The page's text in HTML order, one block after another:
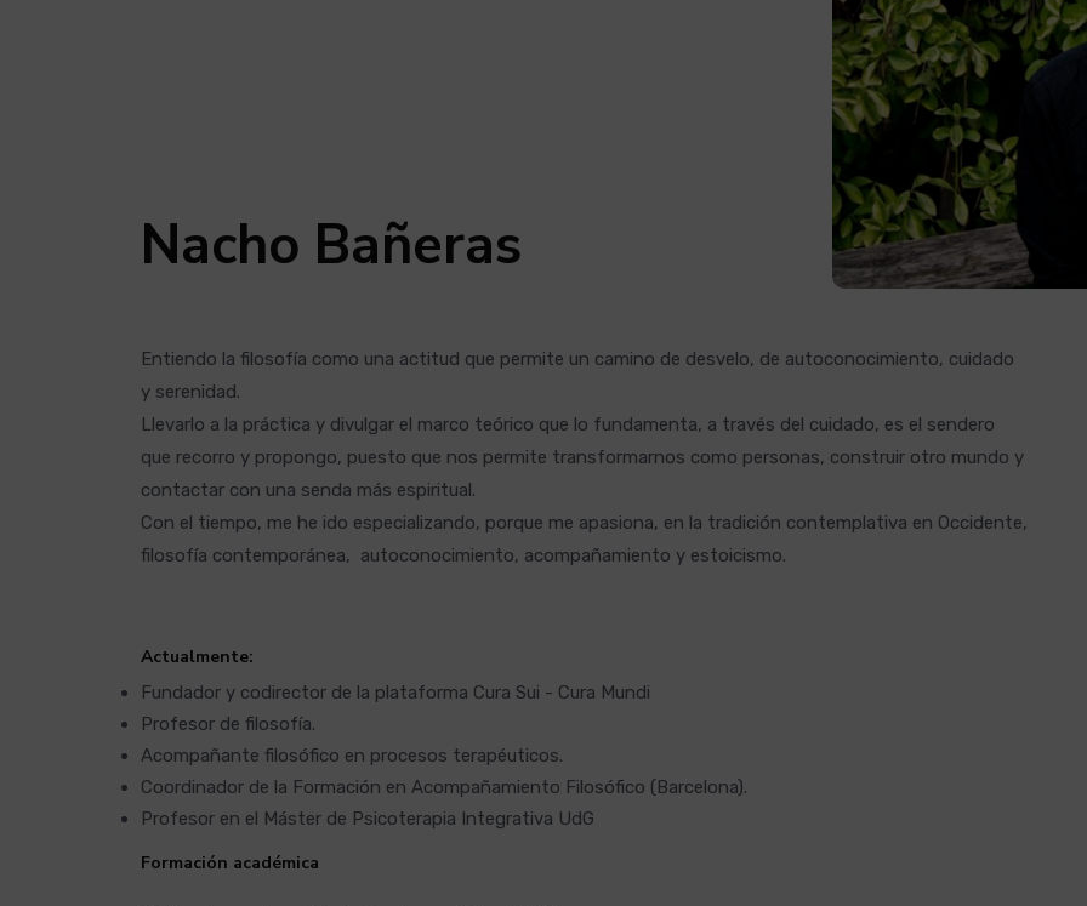
Nacho Bañeras
Entiendo la filosofía como una actitud que permite un camino de desvelo, de autoconocimiento, cuidado
y serenidad.
Llevarlo a la práctica y divulgar el marco teórico que lo fundamenta, a través del cuidado, es el sendero
que recorro y propongo, puesto que nos permite transformarnos como personas, construir otro mundo y
contactar con una senda más espiritual.
Con el tiempo, me he ido especializando, porque me apasiona, en la tradición contemplativa en Occidente,
filosofía contemporánea, autoconocimiento, acompañamiento y estoicismo.
Actualmente:
Fundador y codirector de la plataforma Cura Sui - Cura Mundi
Profesor de filosofía.
Acompañante filosófico en procesos terapéuticos.
Coordinador de la Formación en Acompañamiento Filosófico (Barcelona).
Profesor en el Máster de Psicoterapia Integrativa UdG
Formación académica